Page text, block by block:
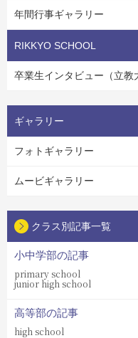
年間行事ギャラリー
RIKKYO SCHOOL
卒業生インタビュー（立教
ギャラリー
フォトギャラリー
ムービギャラリー
クラス別記事一覧
小中学部の記事
primary school
junior high school
高等部の記事
high school